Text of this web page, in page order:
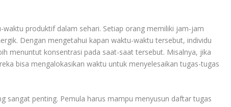
produktif dalam sehari. Setiap orang memiliki jam-jam
Dengan mengetahui kapan waktu-waktu tersebut, individu
menuntut konsentrasi pada saat-saat tersebut. Misalnya, jika
bisa mengalokasikan waktu untuk menyelesaikan tugas-tugas
sangat penting. Pemula harus mampu menyusun daftar tugas